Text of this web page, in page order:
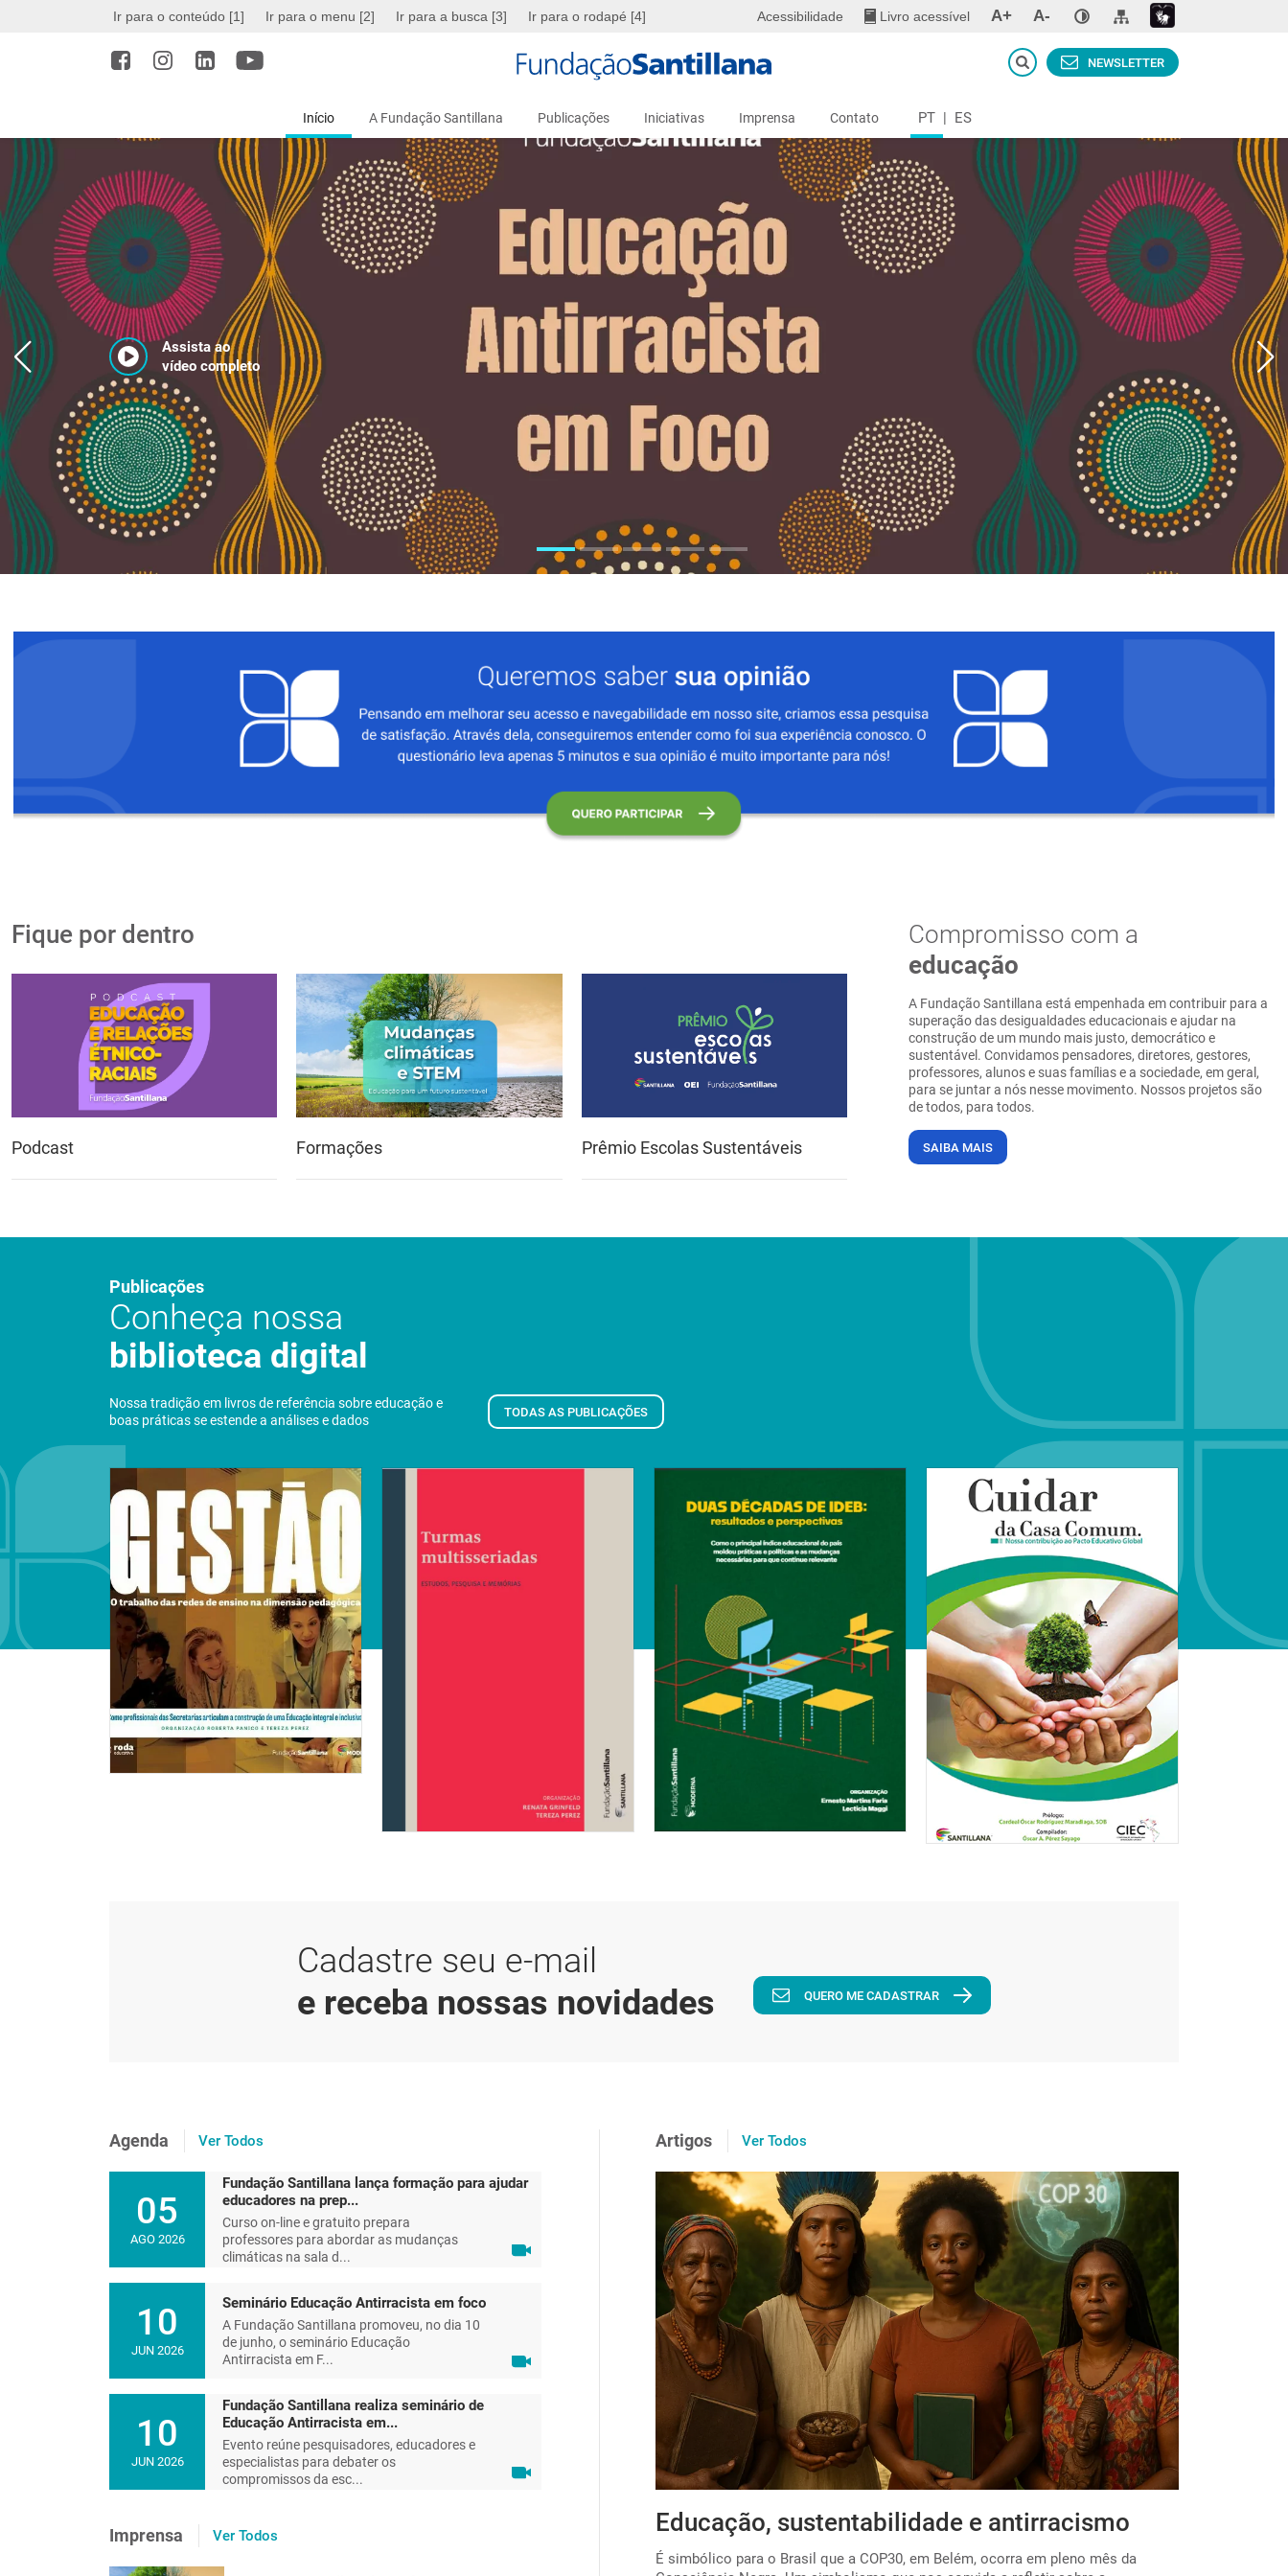
Ir para o conteúdo [1] Ir para o menu [2] Ir para a busca [3] Ir para o rodapé [4] Acessibilidade Livro acessível A+ A-
Início A Fundação Santillana Publicações Iniciativas Imprensa Contato PT | ES
NEWSLETTER
Compromisso com a
educação
A Fundação Santillana está empenhada em contribuir para a
superação das desigualdades educacionais e ajudar na
construção de um mundo mais justo, democrático e
sustentável. Convidamos pensadores, diretores, gestores,
professores, alunos e suas famílias e a sociedade, em geral,
para se juntar a nós nesse movimento. Nossos projetos são
de todos, para todos.
SAIBA MAIS
Fique por dentro
Podcast Formações Prêmio Escolas Sustentáveis
Publicações
Conheça nossa
biblioteca digital
Nossa tradição em livros de referência sobre educação e
boas práticas se estende a análises e dados
TODAS AS PUBLICAÇÕES
Cadastre seu e-mail
e receba nossas novidades
QUERO ME CADASTRAR
Agenda Ver Todos
05
AGO 2026
Fundação Santillana lança formação para ajudar
educadores na prep...
Curso on-line e gratuito prepara
professores para abordar as mudanças
climáticas na sala d...
10
JUN 2026
Seminário Educação Antirracista em foco
A Fundação Santillana promoveu, no dia 10
de junho, o seminário Educação
Antirracista em F...
10
JUN 2026
Fundação Santillana realiza seminário de
Educação Antirracista em...
Evento reúne pesquisadores, educadores e
especialistas para debater os
compromissos da esc...
Imprensa Ver Todos
Artigos Ver Todos
Educar e reeducar um planeta para viabilizar o
futuro
Educação, sustentabilidade e antirracismo
É simbólico para o Brasil que a COP30, em Belém, ocorra em pleno mês da